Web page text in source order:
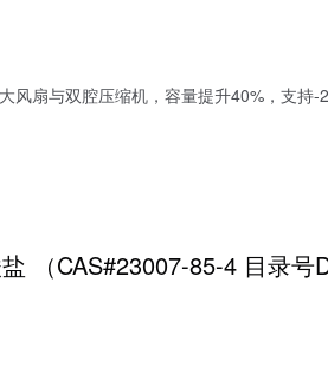
扇与双腔压缩机，容量提升40%，支持
（CAS#23007-85-4 目录号